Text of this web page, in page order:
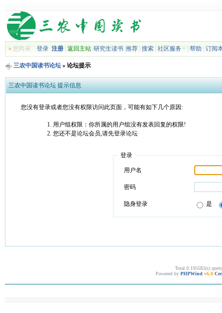
»您尚未 登录 注册| 返回主站| 研究生读书| 推荐| 搜索| 社区服务 帮助 订阅
三农中国读书论坛» 论坛提示
三农中国读书论坛 提示信息
您没有登录或者您没有权限访问此页面，可能有如下几个原因:
用户组权限：你所属的用户组没有发表回复的权限!
您还不是论坛会员,请先登录论坛
登录
用户名
密码
隐身登录 是
Total 0.195582(s)
Powered by PHPWind v6.0